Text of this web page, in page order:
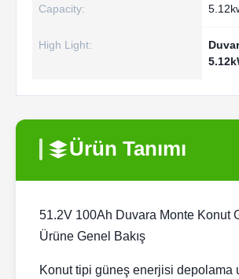
Capacity:
High Light:
Ürün Tanımı
51.2V 100Ah Duvara Monte Konut
Ürüne Genel Bakış
Konut tipi güneş enerjisi depolama